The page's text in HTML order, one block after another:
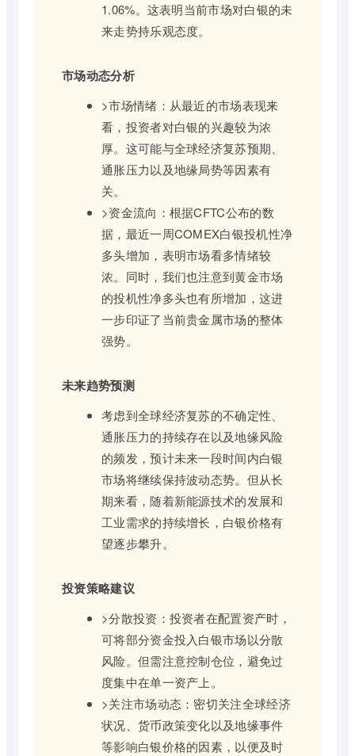
1.06%。这表明当前市场对白银的未
来走势持乐观态度。
市场动态分析
>市场情绪：从最近的市场表现来
看，投资者对白银的兴趣较为浓
厚。这可能与全球经济复苏预期、
通胀压力以及地缘局势等因素有
关。
>资金流向：根据CFTC公布的数
据，最近一周COMEX白银投机性净
多头增加，表明市场看多情绪较
浓。同时，我们也注意到黄金市场
的投机性净多头也有所增加，这进
一步印证了当前贵金属市场的整体
强势。
未来趋势预测
考虑到全球经济复苏的不确定性、
通胀压力的持续存在以及地缘风险
的频发，预计未来一段时间内白银
市场将继续保持波动态势。但从长
期来看，随着新能源技术的发展和
工业需求的持续增长，白银价格有
望逐步攀升。
投资策略建议
>分散投资：投资者在配置资产时，
可将部分资金投入白银市场以分散
风险。但需注意控制仓位，避免过
度集中在单一资产上。
>关注市场动态：密切关注全球经济
状况、货币政策变化以及地缘事件
等影响白银价格的因素，以便及时